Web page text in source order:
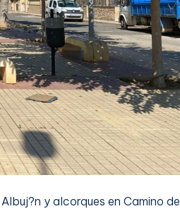
y alcorques en Camino de